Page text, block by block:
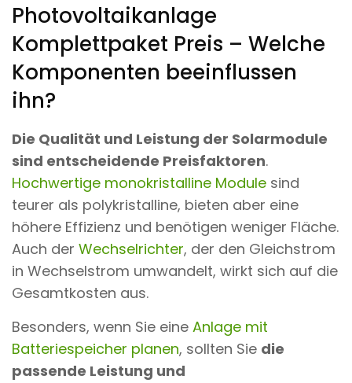
Photovoltaikanlage
Komplettpaket Preis – Welche
Komponenten beeinflussen
ihn?
Die Qualität und Leistung der Solarmodule
sind entscheidende Preisfaktoren.
Hochwertige monokristalline Module sind
teurer als polykristalline, bieten aber eine
höhere Effizienz und benötigen weniger Fläche.
Auch der Wechselrichter, der den Gleichstrom
in Wechselstrom umwandelt, wirkt sich auf die
Gesamtkosten aus.
Besonders, wenn Sie eine Anlage mit
Batteriespeicher planen, sollten Sie die
passende Leistung und